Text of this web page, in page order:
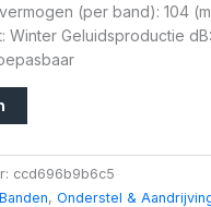
(per band): 104
Winter Geluidsproductie
ccd696b9b6c5
Banden, Onderstel &